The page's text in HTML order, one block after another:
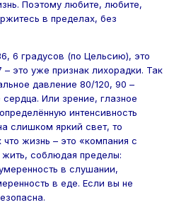
Поэтому любите, любите,
в пределах, без
6 градусов (по Цельсию), это
это уже признак лихорадки. Так
давление 80/120, 90 –
Или зрение, глазное
интенсивность
слишком яркий свет, то
что жизнь – это «компания с
соблюдая пределы:
в слушании,
в еде. Если вы не